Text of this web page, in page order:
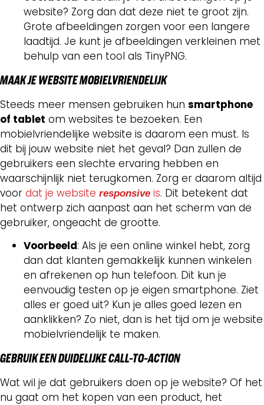
website? Zorg dan dat deze niet te groot zijn.
Grote afbeeldingen zorgen voor een langere
laadtijd. Je kunt je afbeeldingen verkleinen met
behulp van een tool als TinyPNG.
MAAK JE WEBSITE MOBIELVRIENDELIJK
Steeds meer mensen gebruiken hun smartphone
of tablet om websites te bezoeken. Een
mobielvriendelijke website is daarom een must. Is
dit bij jouw website niet het geval? Dan zullen de
gebruikers een slechte ervaring hebben en
waarschijnlijk niet terugkomen. Zorg er daarom altijd
voor dat je website responsive is. Dit betekent dat
het ontwerp zich aanpast aan het scherm van de
gebruiker, ongeacht de grootte.
Voorbeeld: Als je een online winkel hebt, zorg
dan dat klanten gemakkelijk kunnen winkelen
en afrekenen op hun telefoon. Dit kun je
eenvoudig testen op je eigen smartphone. Ziet
alles er goed uit? Kun je alles goed lezen en
aanklikken? Zo niet, dan is het tijd om je website
mobielvriendelijk te maken.
GEBRUIK EEN DUIDELIJKE CALL-TO-ACTION
Wat wil je dat gebruikers doen op je website? Of het
nu gaat om het kopen van een product, het